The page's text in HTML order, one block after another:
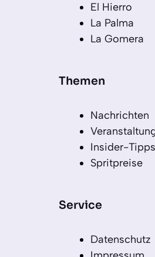
El Hierro
La Palma
La Gomera
Themen
Nachrichten
Insider-Tipps
Spritpreise
Service
Datenschutz